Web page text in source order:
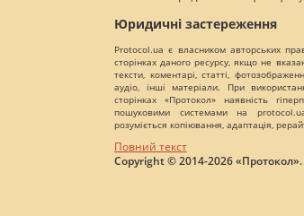
Юридичні застереження
Protocol.ua є власником авторських
сторінках даного ресурсу, якщо не
тексти, коментарі, статті,
аудіо, інші матеріали. При
сторінках «Протокол» наявність
пошуковими системами на
розуміється копіювання, адаптація,
Повний текст
Copyright © 2014-2026 «Протокол».